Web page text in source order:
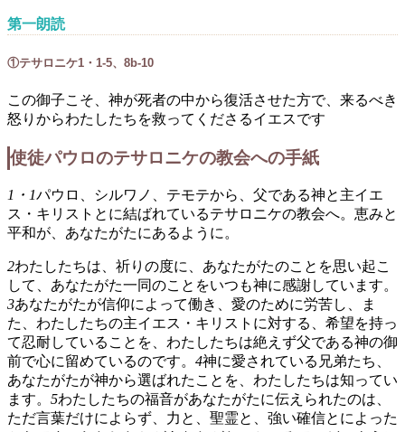
第一朗読
①テサロニケ1・1-5、8b-10
この御子こそ、神が死者の中から復活させた方で、来るべき
怒りからわたしたちを救ってくださるイエスです
使徒パウロのテサロニケの教会への手紙
1・1パウロ、シルワノ、テモテから、父である神と主イエ
ス・キリストとに結ばれているテサロニケの教会へ。恵みと
平和が、あなたがたにあるように。
2わたしたちは、祈りの度に、あなたがたのことを思い起こ
して、あなたがた一同のことをいつも神に感謝しています。
3あなたがたが信仰によって働き、愛のために労苦し、ま
た、わたしたちの主イエス・キリストに対する、希望を持っ
て忍耐していることを、わたしたちは絶えず父である神の御
前で心に留めているのです。 4神に愛されている兄弟たち、
あなたがたが神から選ばれたことを、わたしたちは知ってい
ます。 5わたしたちの福音があなたがたに伝えられたのは、
ただ言葉だけによらず、力と、聖霊と、強い確信とによった